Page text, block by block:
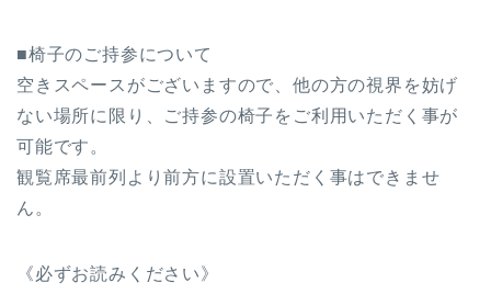
■椅子のご持参について
空きスペースがございますので、他の方の視界を妨げ
ない場所に限り、ご持参の椅子をご利用いただく事が
可能です。
観覧席最前列より前方に設置いただく事はできませ
ん。
《必ずお読みください》